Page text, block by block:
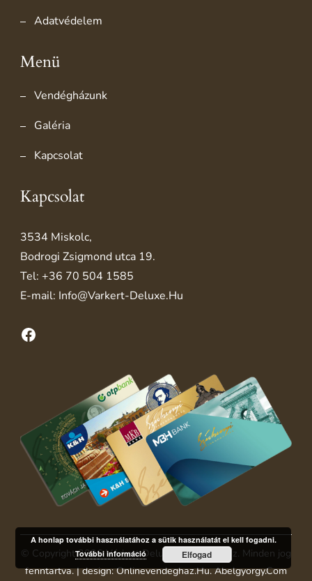
Adatvédelem
Menü
Vendégházunk
Galéria
Kapcsolat
Kapcsolat
3534 Miskolc,
Bodrogi Zsigmond utca 19.
Tel: +36 70 504 1585
E-mail: Info@varkert-Deluxe.hu
Facebook
© Copyright 2026Várkert Deluxe Apartmanház. Minden jog
fenntartva.| design:Onlinevendeghaz.hu. Abelgyorgy.com
A honlap további használatához a sütik használatát el kell fogadni.
További információ
Elfogad